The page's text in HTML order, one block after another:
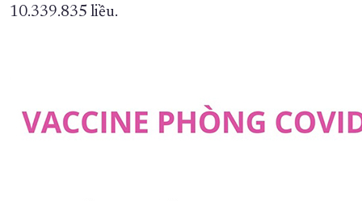
ĐẠI HỘI ĐẢNG CÁC CẤP
10.339.835 liều.